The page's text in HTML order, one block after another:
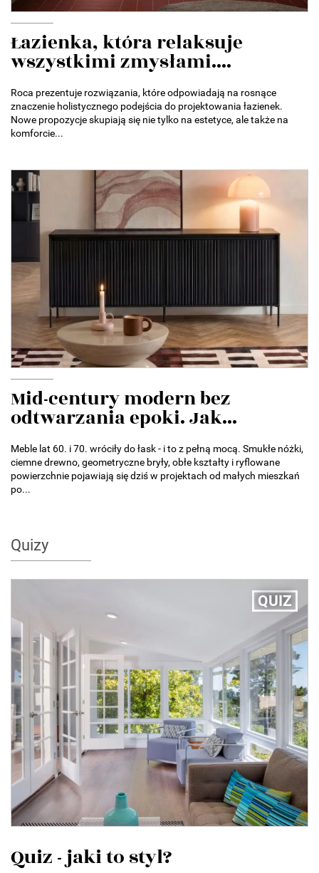
Łazienka, która relaksuje
wszystkimi zmysłami....
Roca prezentuje rozwiązania, które odpowiadają na rosnące
znaczenie holistycznego podejścia do projektowania łazienek.
Nowe propozycje skupiają się nie tylko na estetyce, ale także na
komforcie...
Mid-century modern bez
odtwarzania epoki. Jak...
Meble lat 60. i 70. wróciły do łask - i to z pełną mocą. Smukłe nóżki,
ciemne drewno, geometryczne bryły, obłe kształty i ryflowane
powierzchnie pojawiają się dziś w projektach od małych mieszkań
po...
Quizy
QUIZ
Quiz - jaki to styl?